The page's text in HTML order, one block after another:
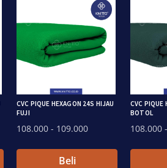
CVC PIQUE HEXAGON 24S HIJAU
FUJI
108.000 - 109.000
Beli
CVC PIQUE
BOTOL
108.000